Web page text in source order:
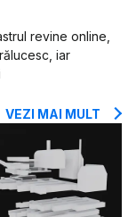
revine online,
iar
VEZI MAI MULT